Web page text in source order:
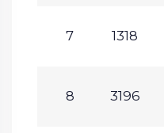
7 1318
8 3196